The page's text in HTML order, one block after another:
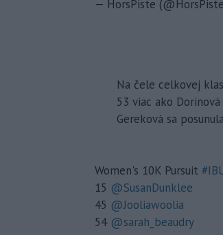
— HorsPiste
Na čele celkovej
53 viac ako
Gereková sa
Women's 10K Pursuit
15 @SusanDunklee
45 @Jooliawoolia
54 @sarah_beaudry